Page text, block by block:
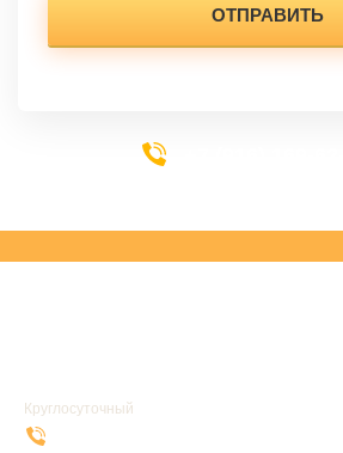
Круглосуточный